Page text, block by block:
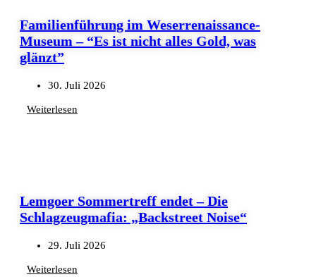
Familienführung im Weserrenaissance-
Museum – “Es ist nicht alles Gold, was
glänzt”
30. Juli 2026
Weiterlesen
Lemgoer Sommertreff endet – Die
Schlagzeugmafia: „Backstreet Noise“
29. Juli 2026
Weiterlesen